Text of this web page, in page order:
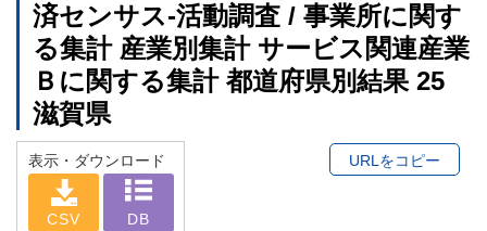
済センサス‐活動調査 / 事業所に関す
る集計 産業別集計 サービス関連産業
Ｂに関する集計 都道府県別結果 25
滋賀県
表示・ダウンロード
CSV DB
URLをコピー